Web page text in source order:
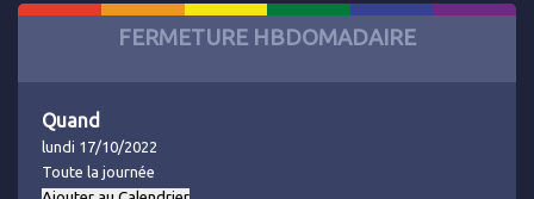
FERMETURE HBDOMADAIRE
Quand
lundi 17/10/2022
Toute la journée